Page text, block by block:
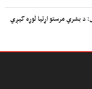
د بشري مرستو اړتیا لوړه کیږي